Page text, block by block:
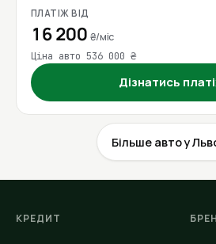
ПЛАТІЖ ВІД
16 200 ₴/міс
Ціна авто 536 000 ₴
Дізнатись
Більше авто у
КРЕДИТ